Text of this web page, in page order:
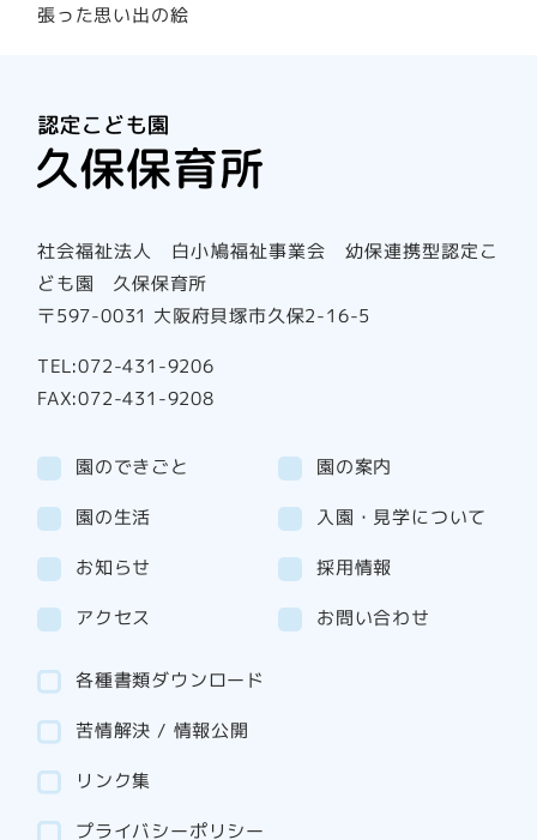
張った思い出の絵
社会福祉法人 白小鳩福祉事業会 幼保連携型認定こ
ども園 久保保育所
〒597-0031 大阪府貝塚市久保2-16-5
TEL:072-431-9206
FAX:072-431-9208
園のできごと
園の案内
園の生活
入園・見学について
お知らせ
採用情報
アクセス
お問い合わせ
各種書類ダウンロード
苦情解決 / 情報公開
リンク集
プライバシーポリシー